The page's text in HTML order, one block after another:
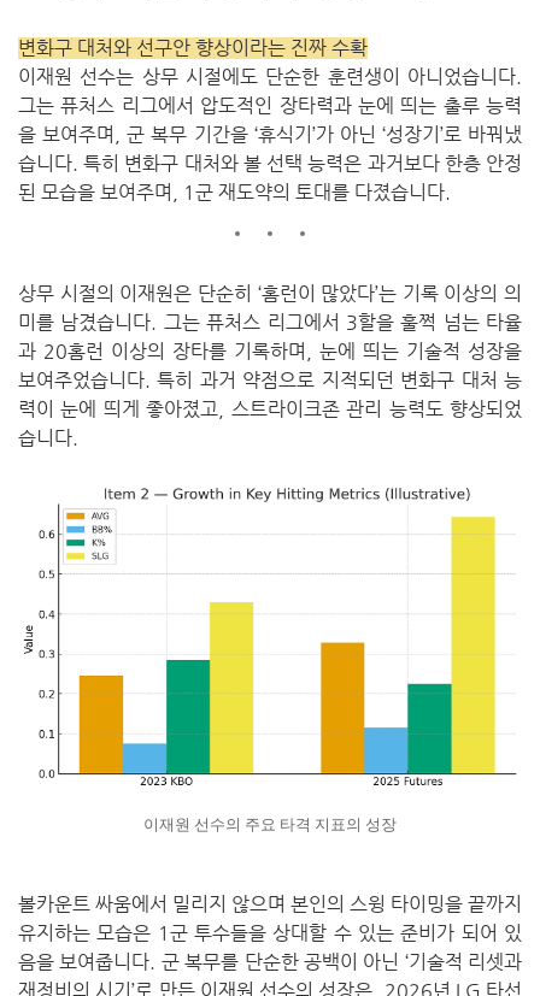
변화구 대처와 선구안 향상이라는 진짜 수확
이재원 선수는 상무 시절에도 단순한 훈련생이 아니었습니다.
그는 퓨처스 리그에서 압도적인 장타력과 눈에 띄는 출루 능력
을 보여주며, 군 복무 기간을 ‘휴식기’가 아닌 ‘성장기’로 바꿔냈
습니다.특히 변화구 대처와 볼 선택 능력은 과거보다 한층 안정
된 모습을 보여주며, 1군 재도약의 토대를 다졌습니다.
상무 시절의 이재원은 단순히 ‘홈런이 많았다’는 기록 이상의 의
미를 남겼습니다. 그는 퓨처스 리그에서 3할을 훌쩍 넘는 타율
과 20홈런 이상의 장타를 기록하며, 눈에 띄는 기술적 성장을
보여주었습니다.특히 과거 약점으로 지적되던 변화구 대처 능
력이 눈에 띄게 좋아졌고, 스트라이크존 관리 능력도 향상되었
습니다.
이재원 선수의 주요 타격 지표의 성장
볼카운트 싸움에서 밀리지 않으며 본인의 스윙 타이밍을 끝까지
유지하는 모습은 1군 투수들을 상대할 수 있는 준비가 되어 있
음을 보여줍니다. 군 복무를 단순한 공백이 아닌 ‘기술적 리셋과
재정비의 시기’로 만든 이재원 선수의 성장은, 2026년 LG 타선